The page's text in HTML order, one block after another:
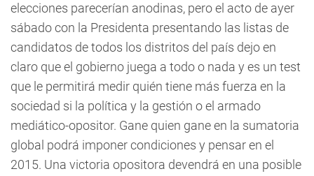
elecciones parecerían anodinas, pero el acto de ayer
sábado con la Presidenta presentando las listas de
candidatos de todos los distritos del país dejo en
claro que el gobierno juega a todo o nada y es un test
que le permitirá medir quién tiene más fuerza en la
sociedad si la política y la gestión o el armado
mediático-opositor. Gane quien gane en la sumatoria
global podrá imponer condiciones y pensar en el
2015. Una victoria opositora devendrá en una posible